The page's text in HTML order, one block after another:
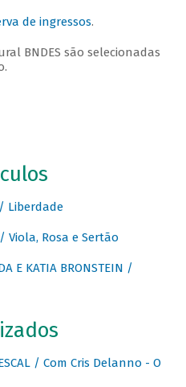
de ingressos.
BNDES são selecionadas
Liberdade
/ Viola, Rosa e Sertão
E KATIA BRONSTEIN /
/ Com Cris Delanno - O